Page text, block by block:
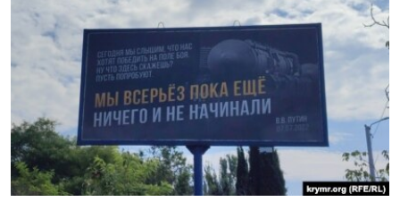
ВСЕ ЗА ДЕНЬ
СПЕЦПРОЕКТИ
ДЕПОРТАЦІЯ
ВІДЕОУРОКИ «ELIFBE»
СВІДЧЕННЯ ОКУПАЦІЇ
УКРАЇНСЬКА ПРОБЛЕМА КРИМУ
ЯК ОБІЙТИ БЛОКУВАННЯ
Русский
Qırımtatar